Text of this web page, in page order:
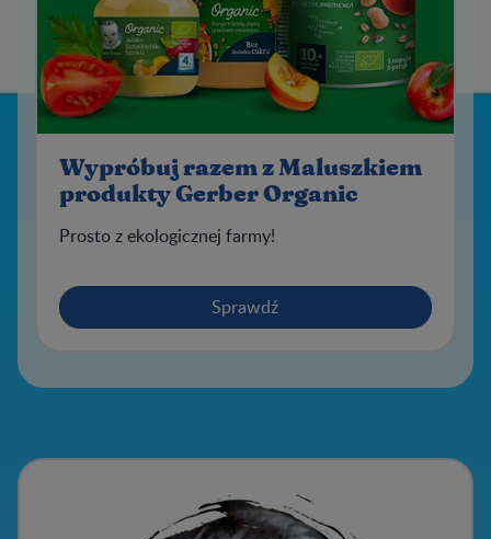
Wypróbuj razem z Maluszkiem
produkty Gerber Organic
Prosto z ekologicznej farmy!
Sprawdź